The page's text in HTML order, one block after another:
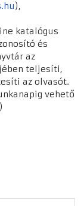
),
katalógus
és
az
teljesíti,
az olvasót.
vehető